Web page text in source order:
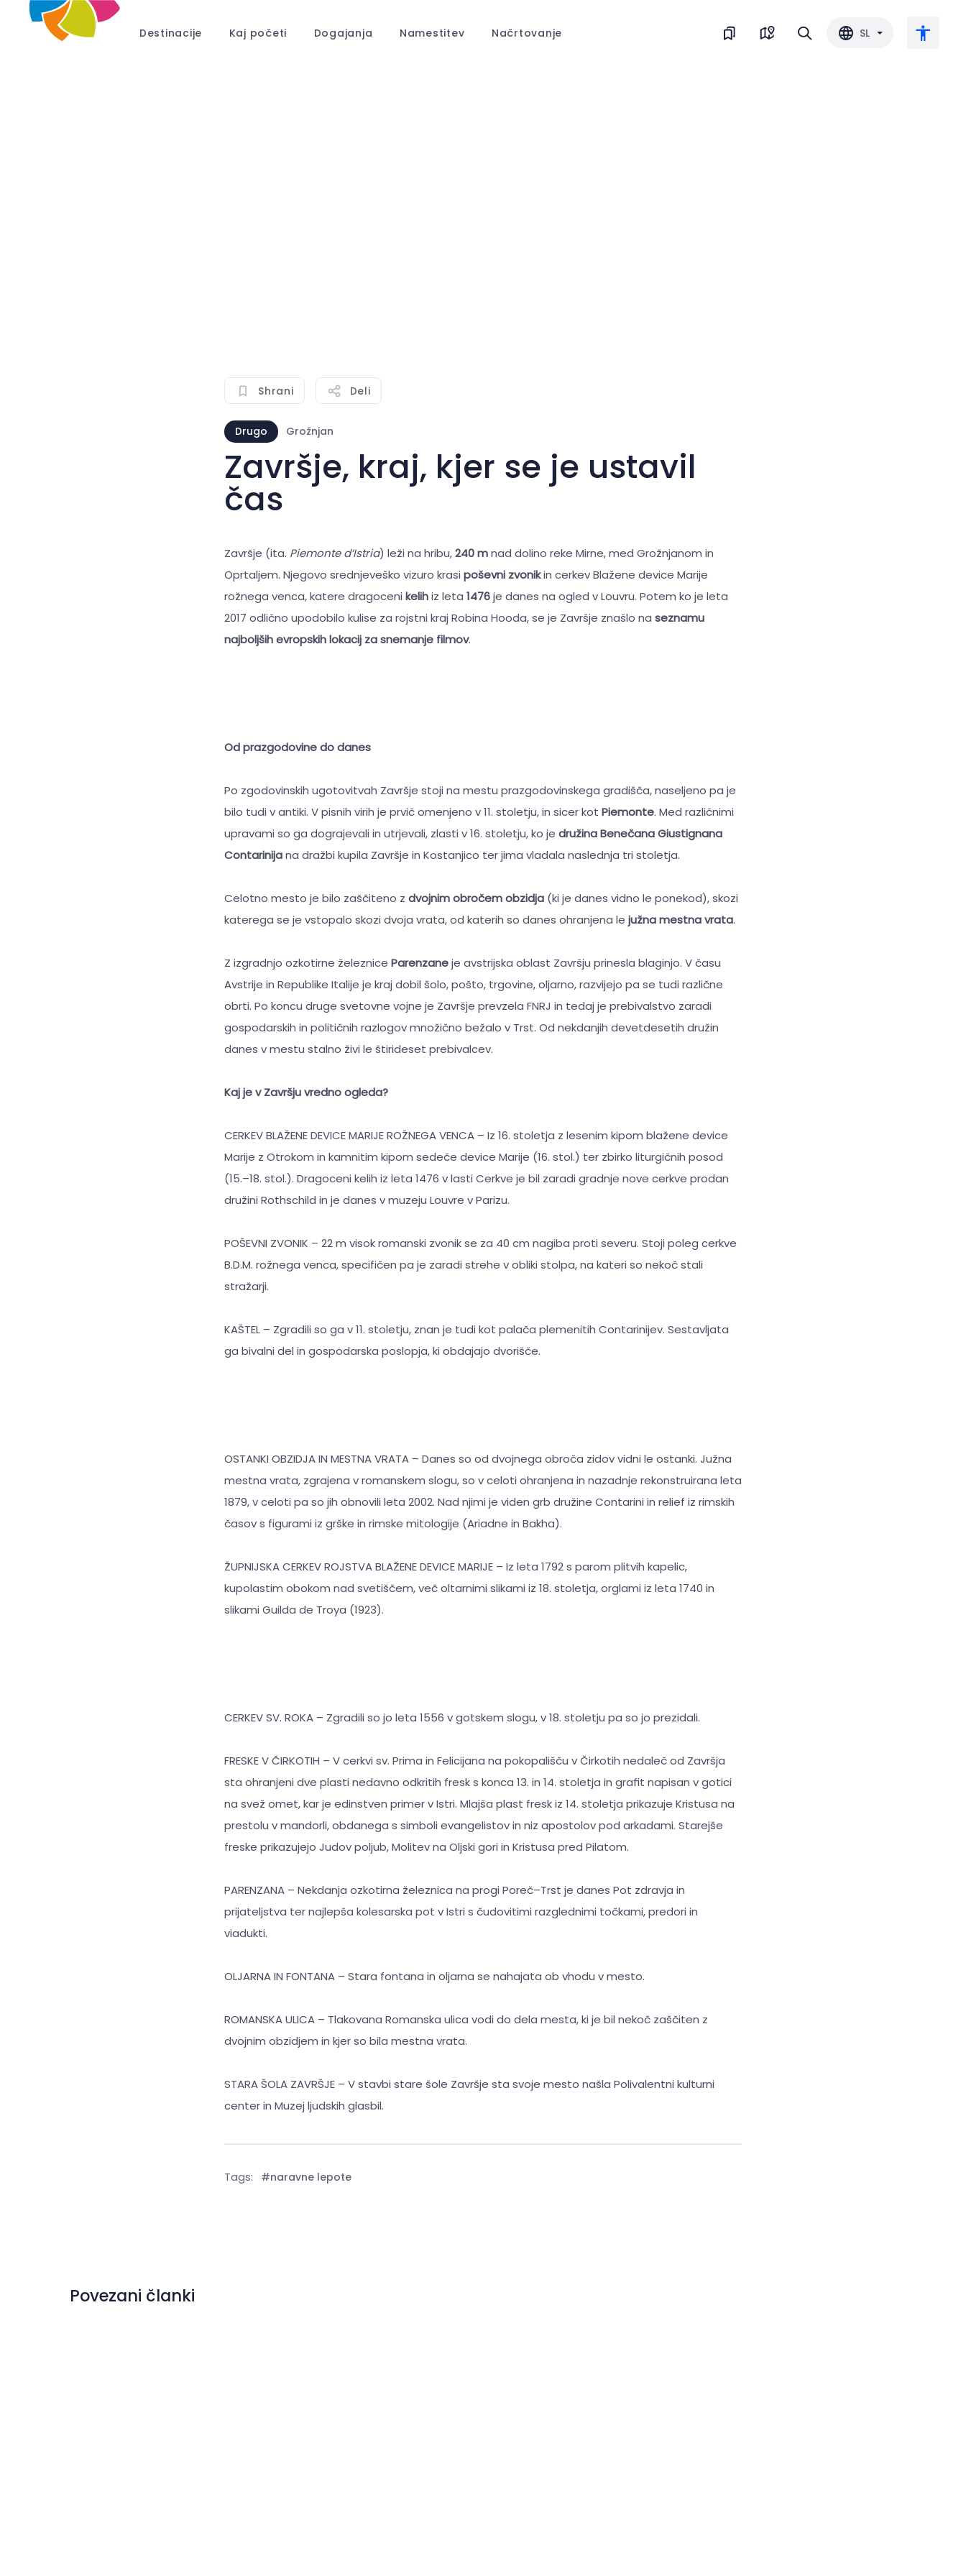
Destinacije Kaj početi Dogajanja Namestitev Načrtovanje SL
Shrani Deli
Drugo Grožnjan
Završje, kraj, kjer se je ustavil
čas
Završje (ita. Piemonte d’Istria) leži na hribu,240 mnad dolino reke Mirne, med Grožnjanom in
Oprtaljem. Njegovo srednjeveško vizuro krasi poševni zvonikin cerkev Blažene device Marije
rožnega venca, katere dragoceni kelihiz leta 1476je danes na ogled v Louvru. Potem ko je leta
2017 odlično upodobilo kulise za rojstni kraj Robina Hooda, se je Završje znašlo na seznamu
najboljših evropskih lokacij za snemanje filmov.
Od prazgodovine do danes
Po zgodovinskih ugotovitvah Završje stoji na mestu prazgodovinskega gradišča, naseljeno pa je
bilo tudi v antiki. V pisnih virih je prvič omenjeno v 11. stoletju, in sicer kot Piemonte. Med različnimi
upravami so ga dograjevali in utrjevali, zlasti v 16. stoletju, ko je družinaBenečana Giustignana
Contarinijana dražbi kupila Završje in Kostanjico ter jima vladala naslednja tri stoletja.
Celotno mesto je bilo zaščiteno z dvojnim obročem obzidja (ki je danes vidno le ponekod), skozi
katerega se je vstopalo skozi dvoja vrata, od katerih so danes ohranjena le južna mestna vrata.
Z izgradnjo ozkotirne železnice Parenzaneje avstrijska oblast Završju prinesla blaginjo. V času
Avstrije in Republike Italije je kraj dobil šolo, pošto, trgovine, oljarno, razvijejo pa se tudi različne
obrti. Po koncu druge svetovne vojne je Završje prevzela FNRJ in tedaj je prebivalstvo zaradi
gospodarskih in političnih razlogov množično bežalo v Trst. Od nekdanjih devetdesetih družin
danes v mestu stalno živi le štirideset prebivalcev.
Kaj je v Završju vredno ogleda?
CERKEV BLAŽENE DEVICE MARIJE ROŽNEGA VENCA – Iz 16. stoletja z lesenim kipom blažene device
Marije z Otrokom in kamnitim kipom sedeče device Marije (16. stol.) ter zbirko liturgičnih posod
(15.–18. stol.). Dragoceni kelih iz leta 1476 v lasti Cerkve je bil zaradi gradnje nove cerkve prodan
družini Rothschild in je danes v muzeju Louvre v Parizu.
POŠEVNI ZVONIK – 22 m visok romanski zvonik se za 40 cm nagiba proti severu. Stoji poleg cerkve
B.D.M. rožnega venca, specifičen pa je zaradi strehe v obliki stolpa, na kateri so nekoč stali
stražarji.
KAŠTEL – Zgradili so ga v 11. stoletju, znan je tudi kot palača plemenitih Contarinijev. Sestavljata
ga bivalni del in gospodarska poslopja, ki obdajajo dvorišče.
OSTANKI OBZIDJA IN MESTNA VRATA – Danes so od dvojnega obroča zidov vidni le ostanki. Južna
mestna vrata, zgrajena v romanskem slogu, so v celoti ohranjena in nazadnje rekonstruirana leta
1879, v celoti pa so jih obnovili leta 2002. Nad njimi je viden grb družine Contarini in relief iz rimskih
časov s figurami iz grške in rimske mitologije (Ariadne in Bakha).
ŽUPNIJSKA CERKEV ROJSTVA BLAŽENE DEVICE MARIJE – Iz leta 1792 s parom plitvih kapelic,
kupolastim obokom nad svetiščem, več oltarnimi slikami iz 18. stoletja, orglami iz leta 1740 in
slikami Guilda de Troya (1923).
CERKEV SV. ROKA – Zgradili so jo leta 1556 v gotskem slogu, v 18. stoletju pa so jo prezidali.
FRESKE V ČIRKOTIH – V cerkvi sv. Prima in Felicijana na pokopališču v Čirkotih nedaleč od Završja
sta ohranjeni dve plasti nedavno odkritih fresk s konca 13. in 14. stoletja in graﬁt napisan v gotici
na svež omet, kar je edinstven primer v Istri. Mlajša plast fresk iz 14. stoletja prikazuje Kristusa na
prestolu v mandorli, obdanega s simboli evangelistov in niz apostolov pod arkadami. Starejše
freske prikazujejo Judov poljub, Molitev na Oljski gori in Kristusa pred Pilatom.
PARENZANA – Nekdanja ozkotirna železnica na progi Poreč–Trst je danes Pot zdravja in
prijateljstva ter najlepša kolesarska pot v Istri s čudovitimi razglednimi točkami, predori in
viadukti.
OLJARNA IN FONTANA – Stara fontana in oljarna se nahajata ob vhodu v mesto.
ROMANSKA ULICA – Tlakovana Romanska ulica vodi do dela mesta, ki je bil nekoč zaščiten z
dvojnim obzidjem in ​​kjer so bila mestna vrata.
STARA ŠOLA ZAVRŠJE – V stavbi stare šole Završje sta svoje mesto našla Polivalentni kulturni
center in Muzej ljudskih glasbil.
Tags: #naravne lepote
Povezani članki